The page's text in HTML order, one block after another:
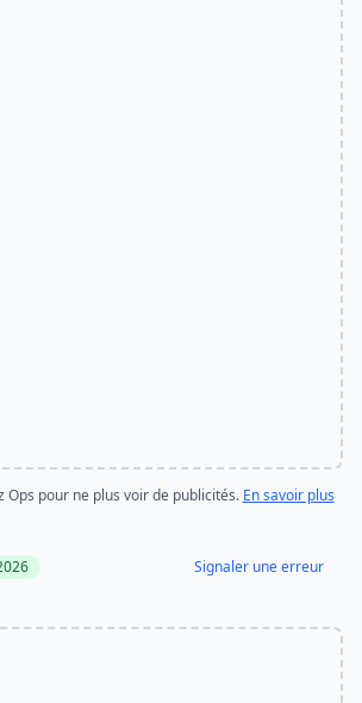
Ops pour ne plus voir de publicités. En savoir plus
Signaler une erreur